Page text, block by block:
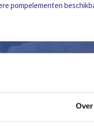
Over
pompelementen